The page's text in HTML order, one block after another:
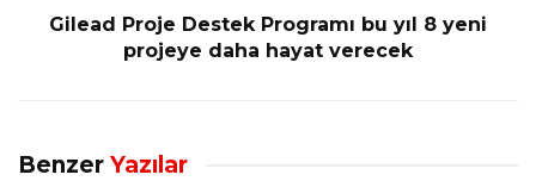
Gilead Proje Destek Programı bu yıl 8 yeni
projeye daha hayat verecek
Benzer Yazılar